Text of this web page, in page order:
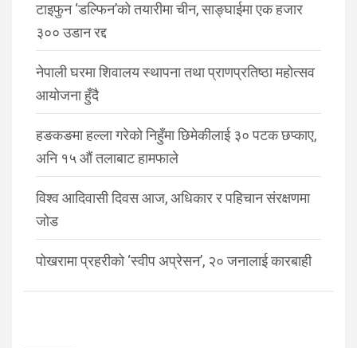
टाइफुन ‘डल्फिन’को तयारीमा चीन, साङ्घाईमा एक हजार
३०० उडान रद्द
नेपाली घरमा शिवालय स्थापना तथा प्राणप्रतिष्ठा महोत्सव
आयोजना हुँदै
हङकङमा हल्ला गरेको निहुँमा छिमेकीलाई ३० पटक छप्काए,
अनि १५ औं तलाबाट हामफाले
विश्व आदिवासी दिवस आज, अधिकार र पहिचान संरक्षणमा
जोड
पोखरामा प्रहरीको ‘स्वीप अप्रेसन’, २० जनालाई कारबाही